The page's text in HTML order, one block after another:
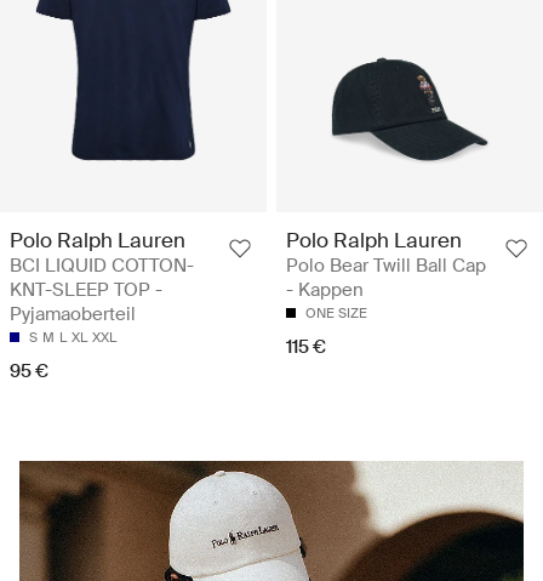
Polo Ralph Lauren
BCI LIQUID COTTON-
KNT-SLEEP TOP -
Pyjamaoberteil
S M L XL XXL
95 €
Polo Ralph Lauren
Polo Bear Twill Ball Cap
- Kappen
ONE SIZE
115 €